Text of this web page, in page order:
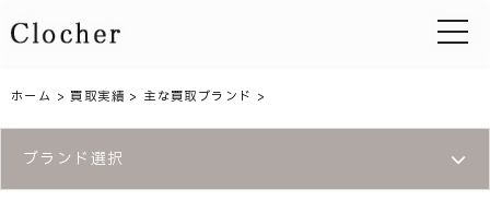
toggle
ホーム >買取実績 > 主な買取ブランド >
ブランド選択